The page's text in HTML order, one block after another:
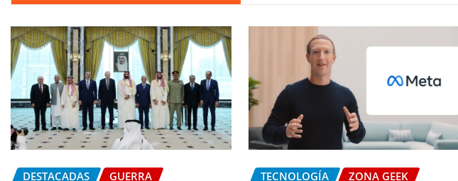
DESTACADAS GUERRA TECNOLOGÍA ZONA GEEK